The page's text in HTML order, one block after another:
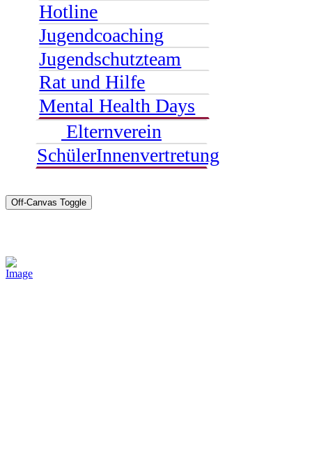
Hotline
Jugendcoaching
Jugendschutzteam
Rat und Hilfe
Mental Health Days
Elternverein
SchülerInnenvertretung
Off-Canvas Toggle